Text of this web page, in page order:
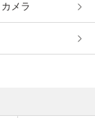
メラ